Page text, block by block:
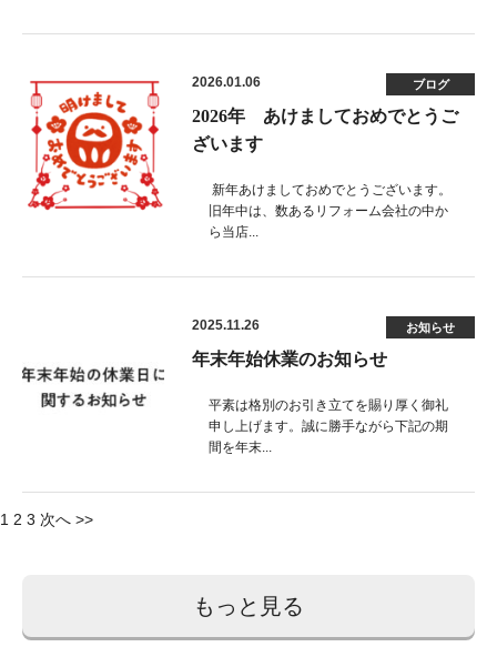
2026.01.06 ブログ
2026年 あけましておめでとうご
ざいます
新年あけましておめでとうございます。
旧年中は、数あるリフォーム会社の中か
ら当店...
2025.11.26 お知らせ
年末年始休業のお知らせ
平素は格別のお引き立てを賜り厚く御礼
申し上げます。誠に勝手ながら下記の期
間を年末...
投
1 2 3 次へ >>
もっと見る